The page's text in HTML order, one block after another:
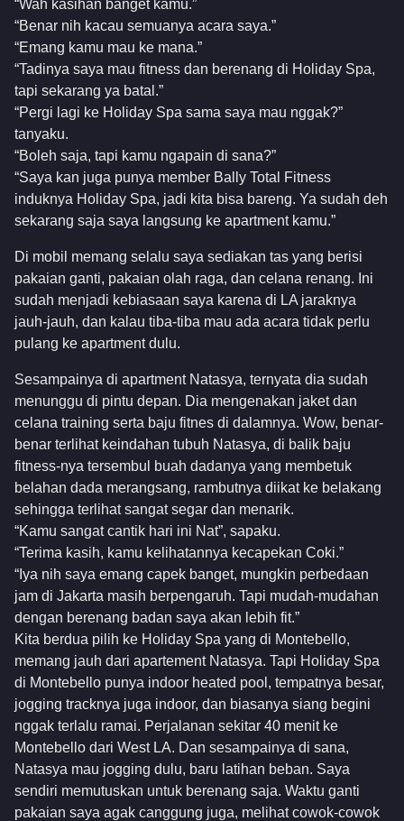
“Wah kasihan banget kamu.”
“Benar nih kacau semuanya acara saya.”
“Emang kamu mau ke mana.”
“Tadinya saya mau fitness dan berenang di Holiday Spa,
tapi sekarang ya batal.”
“Pergi lagi ke Holiday Spa sama saya mau nggak?”
tanyaku.
“Boleh saja, tapi kamu ngapain di sana?”
“Saya kan juga punya member Bally Total Fitness
induknya Holiday Spa, jadi kita bisa bareng. Ya sudah deh
sekarang saja saya langsung ke apartment kamu.”
Di mobil memang selalu saya sediakan tas yang berisi
pakaian ganti, pakaian olah raga, dan celana renang. Ini
sudah menjadi kebiasaan saya karena di LA jaraknya
jauh-jauh, dan kalau tiba-tiba mau ada acara tidak perlu
pulang ke apartment dulu.
Sesampainya di apartment Natasya, ternyata dia sudah
menunggu di pintu depan. Dia mengenakan jaket dan
celana training serta baju fitnes di dalamnya. Wow, benar-
benar terlihat keindahan tubuh Natasya, di balik baju
fitness-nya tersembul buah dadanya yang membetuk
belahan dada merangsang, rambutnya diikat ke belakang
sehingga terlihat sangat segar dan menarik.
“Kamu sangat cantik hari ini Nat”, sapaku.
“Terima kasih, kamu kelihatannya kecapekan Coki.”
“Iya nih saya emang capek banget, mungkin perbedaan
jam di Jakarta masih berpengaruh. Tapi mudah-mudahan
dengan berenang badan saya akan lebih fit.”
Kita berdua pilih ke Holiday Spa yang di Montebello,
memang jauh dari apartement Natasya. Tapi Holiday Spa
di Montebello punya indoor heated pool, tempatnya besar,
jogging tracknya juga indoor, dan biasanya siang begini
nggak terlalu ramai. Perjalanan sekitar 40 menit ke
Montebello dari West LA. Dan sesampainya di sana,
Natasya mau jogging dulu, baru latihan beban. Saya
sendiri memutuskan untuk berenang saja. Waktu ganti
pakaian saya agak canggung juga, melihat cowok-cowok